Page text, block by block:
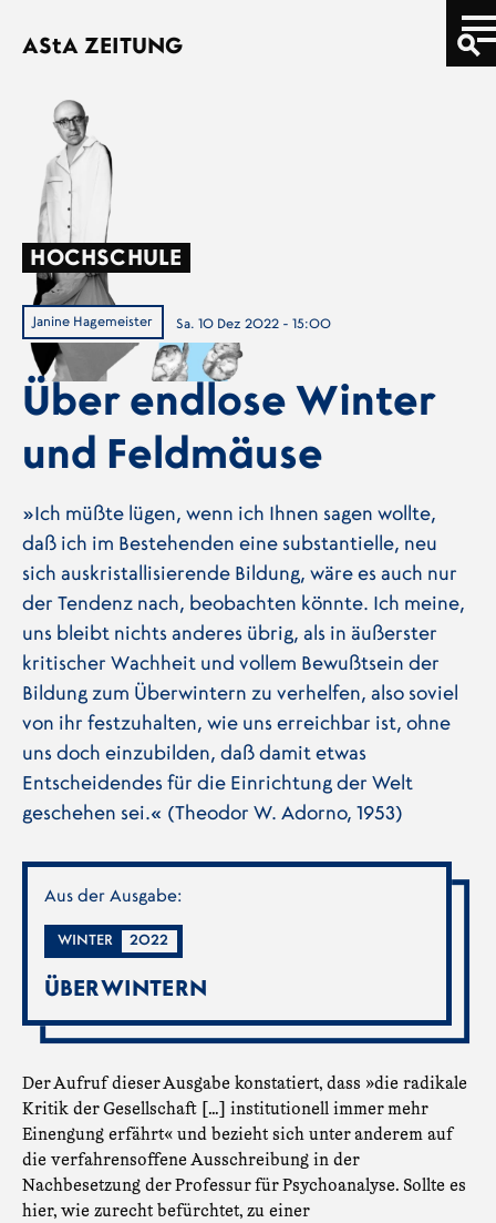
AStA ZEITUNG
HOCHSCHULE
Janine Hagemeister Sa. 10 Dez 2022 - 15:00
Über endlose Winter
und Feldmäuse
»Ich müßte lügen, wenn ich Ihnen sagen wollte,
daß ich im Bestehenden eine substantielle, neu
sich auskristallisierende Bildung, wäre es auch nur
der Tendenz nach, beobachten könnte. Ich meine,
uns bleibt nichts anderes übrig, als in äußerster
kritischer Wachheit und vollem Bewußtsein der
Bildung zum Überwintern zu verhelfen, also soviel
von ihr festzuhalten, wie uns erreichbar ist, ohne
uns doch einzubilden, daß damit etwas
Entscheidendes für die Einrichtung der Welt
geschehen sei.« (Theodor W. Adorno, 1953)
Aus der Ausgabe:
WINTER 2022
ÜBERWINTERN
Der Aufruf dieser Ausgabe konstatiert, dass »die radikale
Kritik der Gesellschaft […] institutionell immer mehr
Einengung erfährt« und bezieht sich unter anderem auf
die verfahrensoffene Ausschreibung in der
Nachbesetzung der Professur für Psychoanalyse. Sollte es
hier, wie zurecht befürchtet, zu einer